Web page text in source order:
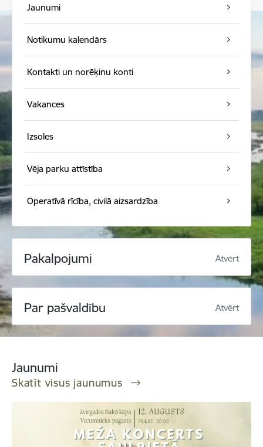
Jaunumi
Notikumu kalendārs
Kontakti un norēķinu konti
Vakances
Izsoles
Vēja parku attīstība
Operatīvā rīcība, civilā aizsardzība
Pakalpojumi Atvērt
Par pašvaldību Atvērt
Jaunumi
Skatīt visus jaunumus